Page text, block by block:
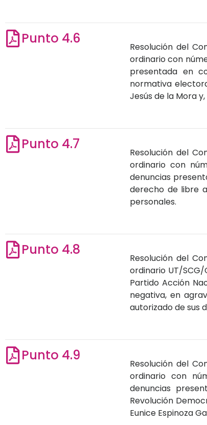
Punto 4.6
Resolución del
ordinario con
presentada en
normativa
Jesús de la Mora
Punto 4.7
Resolución del
ordinario con
denuncias
derecho de libre
personales.
Punto 4.8
Resolución del
ordinario UT/
Partido Acción
negativa, en
autorizado de sus
Punto 4.9
Resolución del
ordinario con
denuncias
Revolución
Eunice Espinoza